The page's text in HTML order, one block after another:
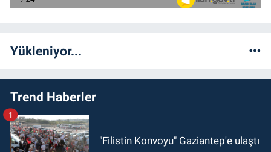
Yükleniyor...
Trend Haberler
"Filistin Konvoyu" Gaziantep'e ulaştı
1